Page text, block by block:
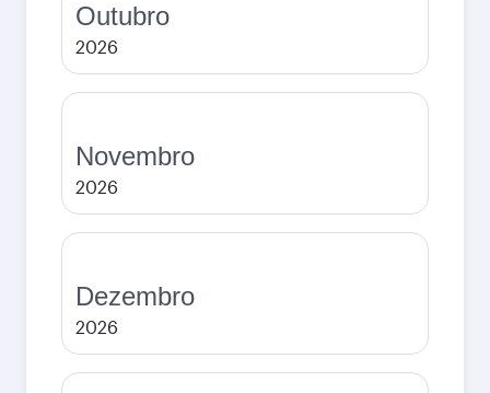
Outubro
2026
Novembro
2026
Dezembro
2026